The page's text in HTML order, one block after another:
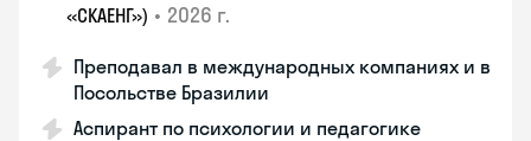
«СКАЕНГ») • 2026 г.
Преподавал в международных компаниях и в
Посольстве Бразилии
Аспирант по психологии и педагогике